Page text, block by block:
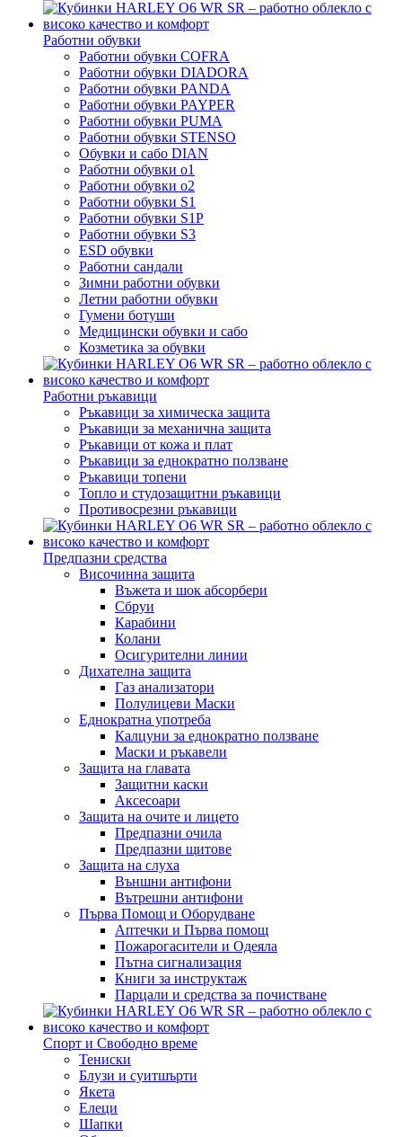
Работни обувки
Работни обувки COFRA
Работни обувки DIADORA
Работни обувки PANDA
Работни обувки PAYPER
Работни обувки PUMA
Работни обувки STENSO
Обувки и сабо DIAN
Работни обувки o1
Работни обувки o2
Работни обувки S1
Работни обувки S1P
Работни обувки S3
ESD обувки
Работни сандали
Зимни работни обувки
Летни работни обувки
Гумени ботуши
Медицински обувки и сабо
Козметика за обувки
Работни ръкавици
Ръкавици за химическа защита
Ръкавици за механична защита
Ръкавици от кожа и плат
Ръкавици за еднократно ползване
Ръкавици топени
Топло и студозащитни ръкавици
Противосрезни ръкавици
Предпазни средства
Височинна защита
Въжета и шок абсорбери
Сбруи
Карабини
Колани
Осигурителни линии
Дихателна защита
Газ анализатори
Полулицеви Маски
Еднократна употреба
Калцуни за еднократно ползване
Маски и ръкавели
Защита на главата
Защитни каски
Аксесоари
Защита на очите и лицето
Предпазни очила
Предпазни щитове
Защита на слуха
Външни антифони
Вътрешни антифони
Първа Помощ и Оборудване
Аптечки и Първа помощ
Пожарогасители и Одеяла
Пътна сигнализация
Книги за инструктаж
Парцали и средства за почистване
Спорт и Свободно време
Тениски
Блузи и суитшърти
Якета
Елеци
Шапки